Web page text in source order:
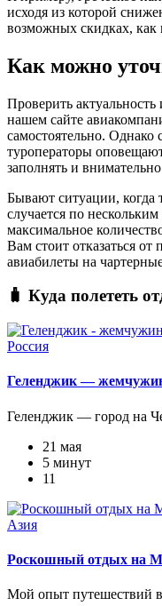
исходя из которой
возможных скидках, как
Как можно
Проверить
нашем сайте
самостоятельно. Однако
туроператоры
заполнять и
Бывают ситуации, когда
случается по
максимальное
Вам стоит отказаться
авиабилеты на
🧳 Куда полететь
Россия
Геленджик —
Геленджик — город на
21 мая
5 минут
11
Азия
Роскошный отдых на
Мой опыт путешествий